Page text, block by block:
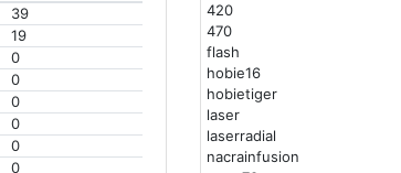
39
19
0
0
0
0
0
0
420
470
flash
hobie16
hobietiger
laser
laserradial
nacrainfusion